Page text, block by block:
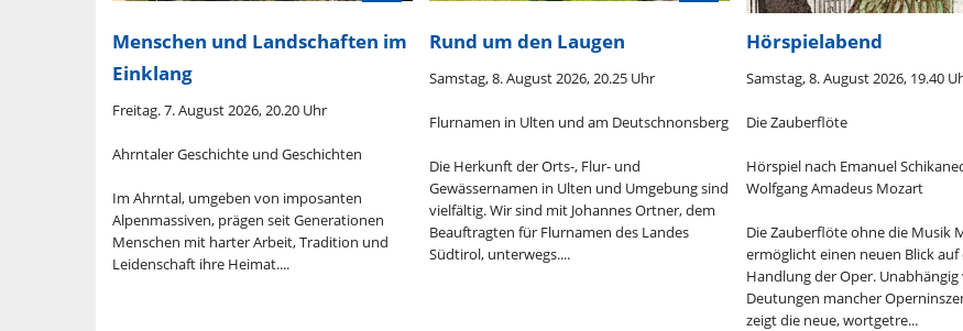
Menschen und Landschaften im
Einklang
Freitag. 7. August 2026, 20.20 Uhr
Ahrntaler Geschichte und Geschichten
Im Ahrntal, umgeben von imposanten
Alpenmassiven, prägen seit Generationen
Menschen mit harter Arbeit, Tradition und
Leidenschaft ihre Heimat....
Rund um den Laugen
Samstag, 8. August 2026, 20.25 Uhr
Flurnamen in Ulten und am Deutschnonsberg
Die Herkunft der Orts-, Flur- und
Gewässernamen in Ulten und Umgebung sind
vielfältig. Wir sind mit Johannes Ortner, dem
Beauftragten für Flurnamen des Landes
Südtirol, unterwegs....
Hörspielabend
Samstag, 8. August 2026, 19.40
Die Zauberflöte
Hörspiel nach Emanuel
Wolfgang Amadeus Mozart
Die Zauberflöte ohne die Musik
ermöglicht einen neuen Blick auf
Handlung der Oper. Unabhängig
Deutungen mancher
zeigt die neue, wortgetre...